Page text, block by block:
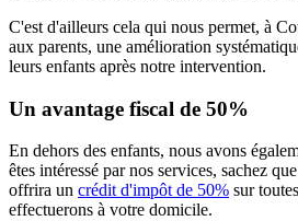
C'est d'ailleurs cela qui nous permet, à
aux parents, une amélioration
leurs enfants après notre intervention.
Un avantage fiscal de 50%
En dehors des enfants, nous avons
êtes intéressé par nos services, sachez
offrira un crédit d'impôt de 50% sur
effectuerons à votre domicile.